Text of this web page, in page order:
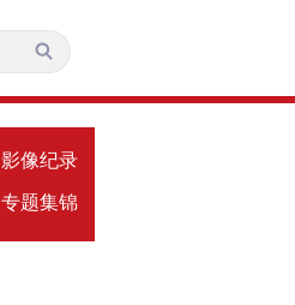
影像纪录
专题集锦